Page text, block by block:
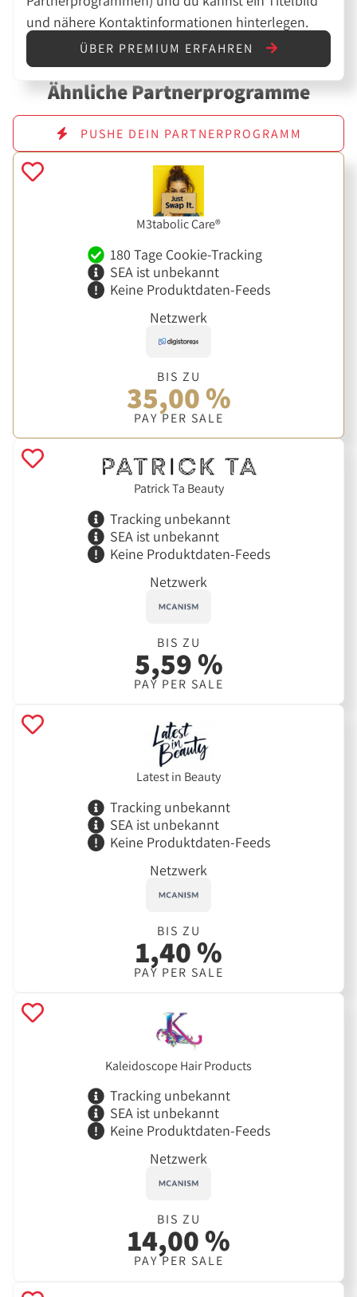
und nähere Kontaktinformationen hinterlegen.
ÜBER PREMIUM ERFAHREN
Ähnliche Partnerprogramme
PUSHE DEIN PARTNERPROGRAMM
M3tabolic Care®
180 Tage Cookie-Tracking
SEA ist unbekannt
Keine Produktdaten-Feeds
Netzwerk
BIS ZU
35,00 %
PAY PER SALE
Patrick Ta Beauty
Tracking unbekannt
SEA ist unbekannt
Keine Produktdaten-Feeds
Netzwerk
BIS ZU
5,59 %
PAY PER SALE
Latest in Beauty
Tracking unbekannt
SEA ist unbekannt
Keine Produktdaten-Feeds
Netzwerk
BIS ZU
1,40 %
PAY PER SALE
Kaleidoscope Hair Products
Tracking unbekannt
SEA ist unbekannt
Keine Produktdaten-Feeds
Netzwerk
BIS ZU
14,00 %
PAY PER SALE